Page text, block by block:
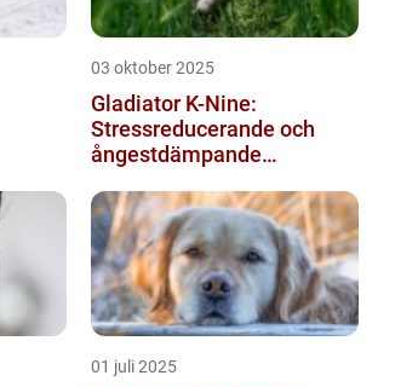
03 oktober 2025
Gladiator K-Nine:
Stressreducerande och
ångestdämpande
01 juli 2025